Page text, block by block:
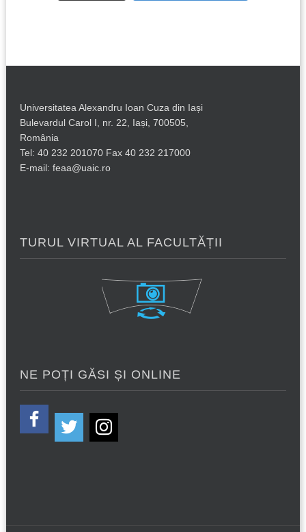
Universitatea Alexandru Ioan Cuza din Iași
Bulevardul Carol I, nr. 22, Iași, 700505,
România
Tel: 40 232 201070 Fax 40 232 217000
E-mail: feaa@uaic.ro
TURUL VIRTUAL AL FACULTĂȚII
NE POȚI GĂSI ȘI ONLINE